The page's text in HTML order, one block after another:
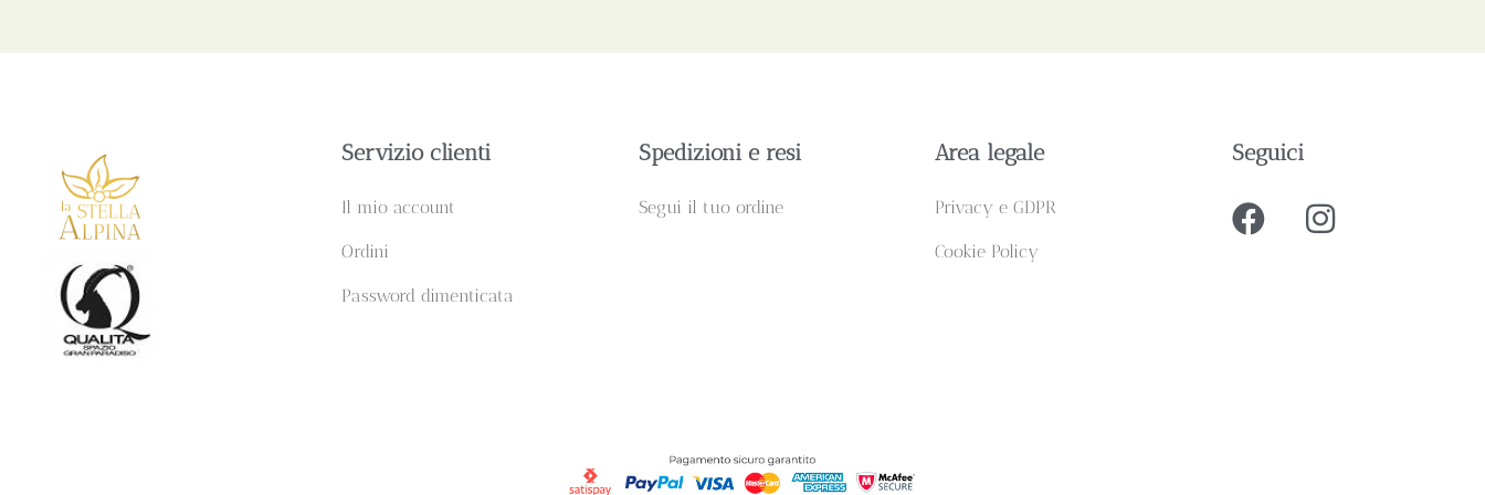
Servizio clienti
Il mio account
Ordini
Password dimenticata
Spedizioni e resi
Segui il tuo ordine
Area legale
Privacy e GDPR
Cookie Policy
Seguici